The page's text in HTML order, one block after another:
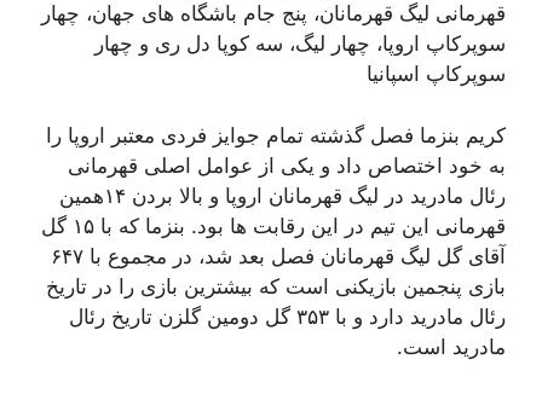
قهرمانی لیگ قهرمانان، پنج جام باشگاه های جهان، چهار
سوپرکاپ اروپا، چهار لیگ، سه کوپا دل ری و چهار
سوپرکاپ اسپانیا
کریم بنزما فصل گذشته تمام جوایز فردی معتبر اروپا را
به خود اختصاص داد و یکی از عوامل اصلی قهرمانی
رئال مادرید در لیگ قهرمانان اروپا و بالا بردن ۱۴همین
قهرمانی این تیم در این رقابت ها بود. بنزما که با ۱۵ گل
آقای گل لیگ قهرمانان فصل بعد شد، در مجموع با ۶۴۷
بازی پنجمین بازیکنی است که بیشترین بازی را در تاریخ
رئال مادرید دارد و با ۳۵۳ گل دومین گلزن تاریخ رئال
مادرید است.